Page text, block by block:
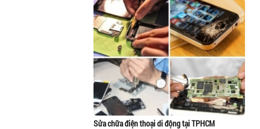
Sửa chữa điện thoại di động tại TPHCM